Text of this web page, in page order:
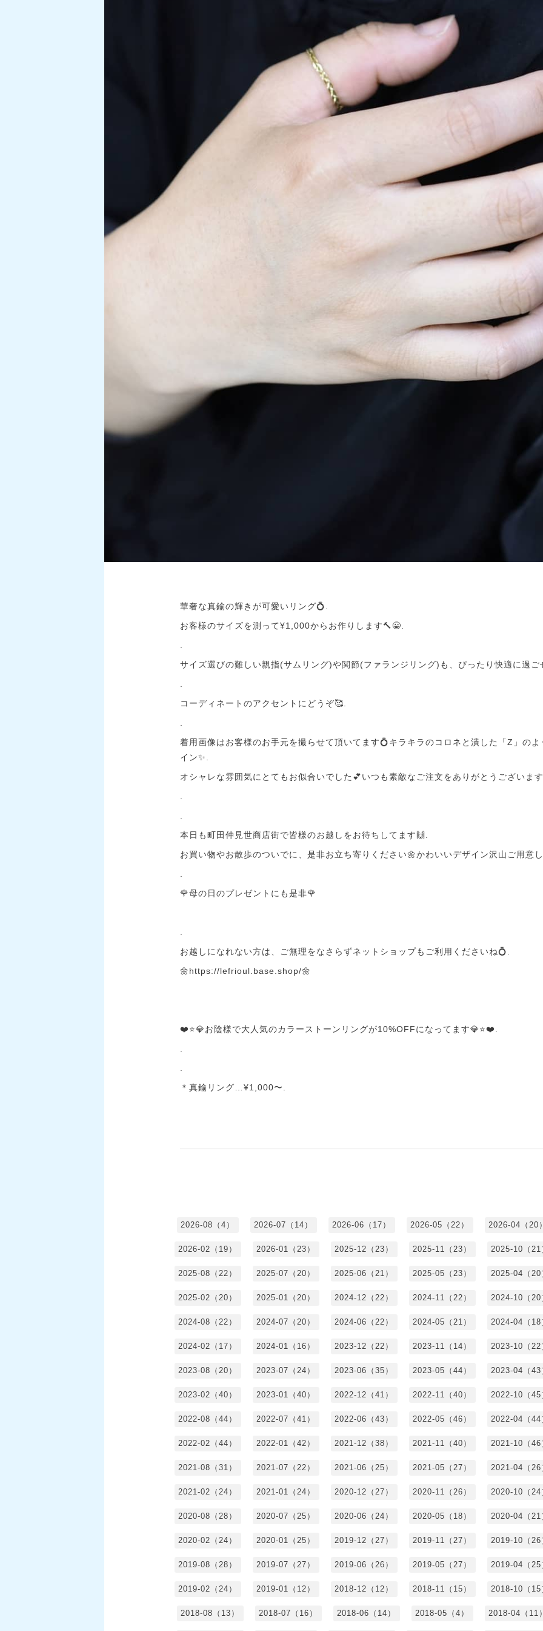
華奢な真鍮の輝きが可愛いリング💍.
お客様のサイズを測って¥1,000からお作りします🔨😀.
サイズ選びの難しい親指(サムリング)や関節(ファランジリング)も、ぴったり快適に過ご
コーディネートのアクセントにどうぞ🥰.
着用画像はお客様のお手元を撮らせて頂いてます💍キラキラのコロネと潰した「Z」の
イン✨.
オシャレな雰囲気にとてもお似合いでした💕いつも素敵なご注文をありがとうございます
本日も町田仲見世商店街で皆様のお越しをお待ちしてます🙌.
お買い物やお散歩のついでに、是非お立ち寄りください🌼かわいいデザイン沢山ご用意
🌹母の日のプレゼントにも是非🌹
お越しになれない方は、ご無理をなさらずネットショップもご利用くださいね💍.
🌼https://lefrioul.base.shop/🌼
❤️⭐💎お陰様で大人気のカラーストーンリングが10%OFFになってます💎⭐❤️.
＊真鍮リング…¥1,000〜.
2026-08（4） 2026-07（14） 2026-06（17） 2026-05（22） 2026-04（20）
2026-02（19） 2026-01（23） 2025-12（23） 2025-11（23） 2025-10（21
2025-08（22） 2025-07（20） 2025-06（21） 2025-05（23） 2025-04（20
2025-02（20） 2025-01（20） 2024-12（22） 2024-11（22） 2024-10（20
2024-08（22） 2024-07（20） 2024-06（22） 2024-05（21） 2024-04（18
2024-02（17） 2024-01（16） 2023-12（22） 2023-11（14） 2023-10（22
2023-08（20） 2023-07（24） 2023-06（35） 2023-05（44） 2023-04（43
2023-02（40） 2023-01（40） 2022-12（41） 2022-11（40） 2022-10（45
2022-08（44） 2022-07（41） 2022-06（43） 2022-05（46） 2022-04（44
2022-02（44） 2022-01（42） 2021-12（38） 2021-11（40） 2021-10（46
2021-08（31） 2021-07（22） 2021-06（25） 2021-05（27） 2021-04（26
2021-02（24） 2021-01（24） 2020-12（27） 2020-11（26） 2020-10（24
2020-08（28） 2020-07（25） 2020-06（24） 2020-05（18） 2020-04（21
2020-02（24） 2020-01（25） 2019-12（27） 2019-11（27） 2019-10（26
2019-08（28） 2019-07（27） 2019-06（26） 2019-05（27） 2019-04（25
2019-02（24） 2019-01（12） 2018-12（12） 2018-11（15） 2018-10（15
2018-08（13） 2018-07（16） 2018-06（14） 2018-05（4） 2018-04（11）